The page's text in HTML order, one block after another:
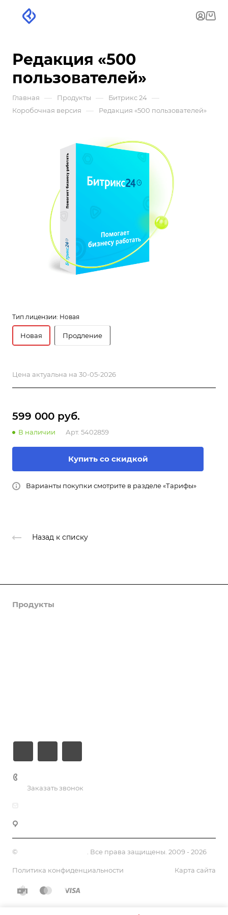
Редакция «500
пользователей»
Главная — Продукты — Битрикс 24 —
Коробочная версия — Редакция «500 пользователей»
Тип лицензии: Новая
Новая Продление
Цена актуальна на 30-05-2026
599 000 руб.
В наличии Арт. 5402859
Купить со скидкой
Варианты покупки смотрите в разделе «Тарифы»
Назад к списку
Продукты
Заказать звонок
© . Все права защищены. 2009 - 2026
Политика конфиденциальности Карта сайта